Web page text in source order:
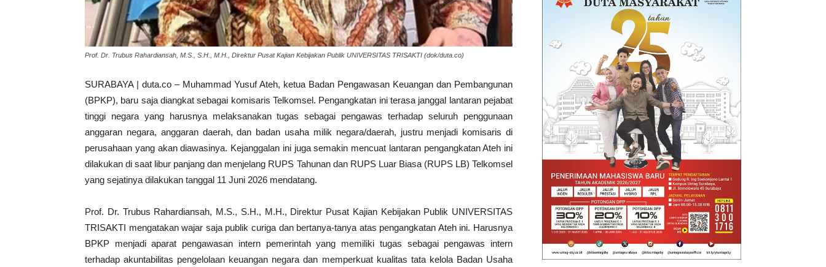
Prof. Dr. Trubus Rahardiansah, M.S., S.H., M.H., Direktur Pusat Kajian Kebijakan Publik UNIVERSITAS TRISAKTI (dok/duta.co)
SURABAYA | duta.co – Muhammad Yusuf Ateh, ketua Badan Pengawasan Keuangan dan Pembangunan
(BPKP), baru saja diangkat sebagai komisaris Telkomsel. Pengangkatan ini terasa janggal lantaran pejabat
tinggi negara yang harusnya melaksanakan tugas sebagai pengawas terhadap seluruh penggunaan
anggaran negara, anggaran daerah, dan badan usaha milik negara/daerah, justru menjadi komisaris di
perusahaan yang akan diawasinya. Kejanggalan ini juga semakin mencuat lantaran pengangkatan Ateh ini
dilakukan di saat libur panjang dan menjelang RUPS Tahunan dan RUPS Luar Biasa (RUPS LB) Telkomsel
yang sejatinya dilakukan tanggal 11 Juni 2026 mendatang.
Prof. Dr. Trubus Rahardiansah, M.S., S.H., M.H., Direktur Pusat Kajian Kebijakan Publik UNIVERSITAS
TRISAKTI mengatakan wajar saja publik curiga dan bertanya-tanya atas pengangkatan Ateh ini. Harusnya
BPKP menjadi aparat pengawasan intern pemerintah yang memiliki tugas sebagai pengawas intern
terhadap akuntabilitas pengelolaan keuangan negara dan memperkuat kualitas tata kelola Badan Usaha